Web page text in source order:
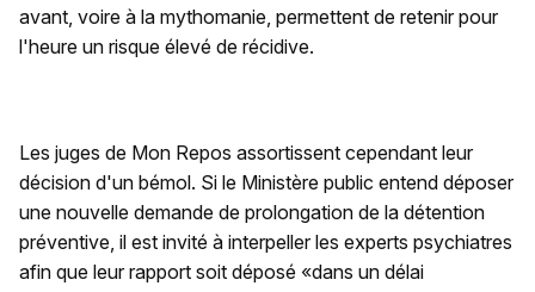
avant, voire à la mythomanie, permettent de retenir pour
l'heure un risque élevé de récidive.
Les juges de Mon Repos assortissent cependant leur
décision d'un bémol. Si le Ministère public entend déposer
une nouvelle demande de prolongation de la détention
préventive, il est invité à interpeller les experts psychiatres
afin que leur rapport soit déposé «dans un délai